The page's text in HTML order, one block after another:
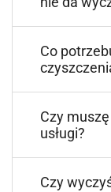
Co
Czy
usługi?
Czy